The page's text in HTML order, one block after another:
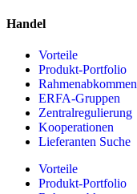
Handel
Vorteile
Produkt-Portfolio
Rahmenabkommen
ERFA-Gruppen
Zentralregulierung
Kooperationen
Lieferanten Suche
Vorteile
Produkt-Portfolio